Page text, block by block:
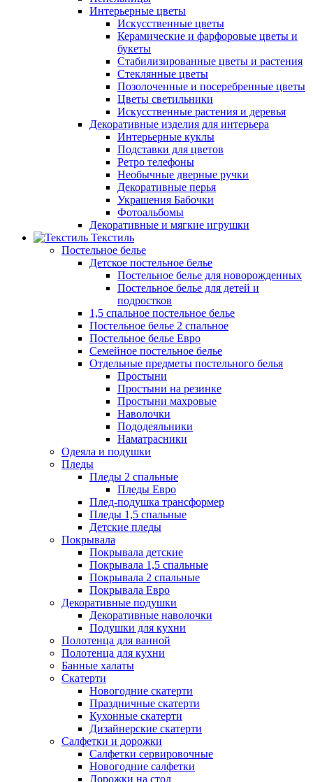
Интерьерные цветы
Искусственные цветы
Керамические и фарфоровые цветы и
букеты
Стабилизированные цветы и растения
Стеклянные цветы
Позолоченные и посеребренные цветы
Цветы светильники
Искусственные растения и деревья
Декоративные изделия для интерьера
Интерьерные куклы
Подставки для цветов
Ретро телефоны
Необычные дверные ручки
Декоративные перья
Украшения Бабочки
Фотоальбомы
Декоративные и мягкие игрушки
Текстиль
Постельное белье
Детское постельное белье
Постельное белье для новорожденных
Постельное белье для детей и
подростков
1,5 спальное постельное белье
Постельное белье 2 спальное
Постельное белье Евро
Семейное постельное белье
Отдельные предметы постельного белья
Простыни
Простыни на резинке
Простыни махровые
Наволочки
Пододеяльники
Наматрасники
Одеяла и подушки
Пледы
Пледы 2 спальные
Пледы Евро
Плед-подушка трансформер
Пледы 1,5 спальные
Детские пледы
Покрывала
Покрывала детские
Покрывала 1,5 спальные
Покрывала 2 спальные
Покрывала Евро
Декоративные подушки
Декоративные наволочки
Подушки для кухни
Полотенца для ванной
Полотенца для кухни
Банные халаты
Скатерти
Новогодние скатерти
Праздничные скатерти
Кухонные скатерти
Дизайнерские скатерти
Салфетки и дорожки
Салфетки сервировочные
Новогодние салфетки
Дорожки на стол